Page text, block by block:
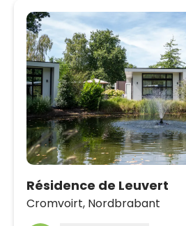
Résidence de Leuvert
Cromvoirt, Nordbrabant